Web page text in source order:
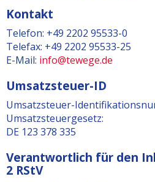
Kontakt
Telefon: +49 2202 95533-0
Telefax: +49 2202 95533-25
E-Mail: info@tewege.de
Umsatzsteuer-ID
Umsatzsteuer-
Umsatzsteuergesetz:
DE 123 378 335
Verantwortlich für den
2 RStV